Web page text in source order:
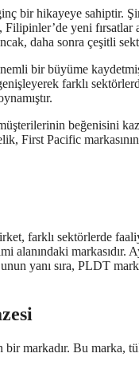
bir hikayeye sahiptir.
yeni fırsatlar
daha sonra çeşitli
bir büyüme
farklı
beğenisini
First Pacific
farklı sektörlerde
alanındaki
yanı sıra, PLDT
markadır. Bu marka,